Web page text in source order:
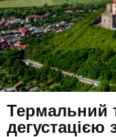
Термальний
дегустацією